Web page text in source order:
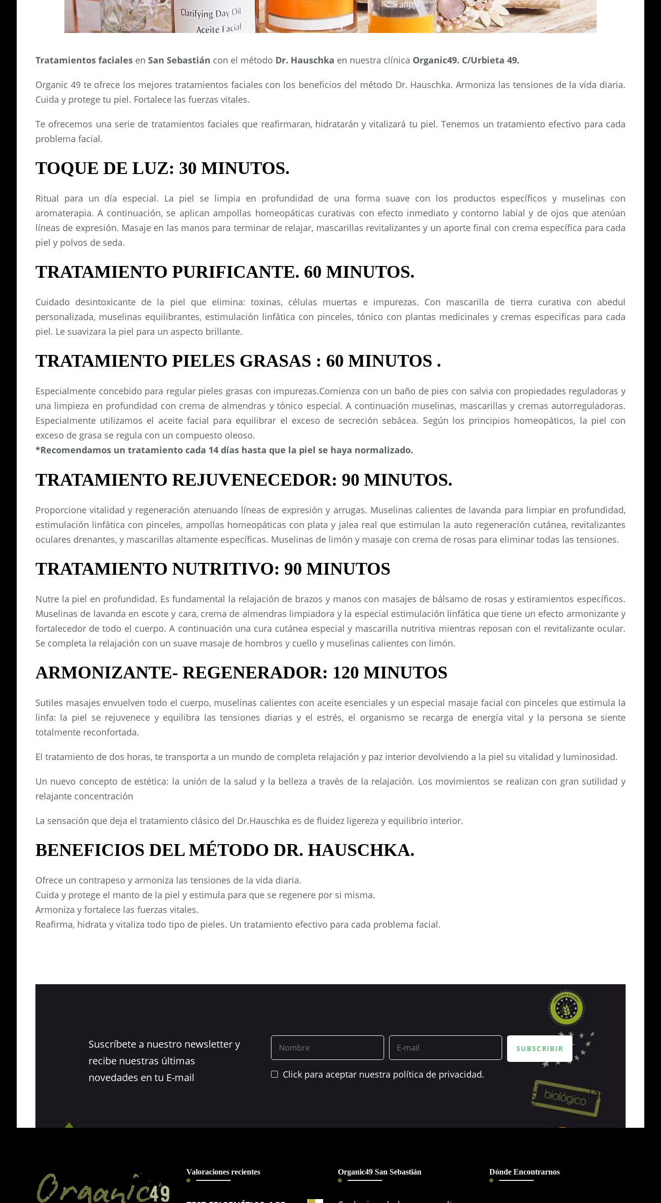
Tratamientos facialesen San Sebastián con el método Dr. Hauschka en nuestra clínica Organic49. C/Urbieta 49.
Organic 49 te ofrece los mejores tratamientos faciales con los beneficios del método Dr. Hauschka. Armoniza las tensiones de la vida diaria.
Cuida y protege tu piel. Fortalece las fuerzas vitales.
Te ofrecemos una serie de tratamientos faciales que reafirmaran, hidratarán y vitalizará tu piel. Tenemos un tratamiento efectivo para cada
problema facial.
TOQUE DE LUZ: 30 MINUTOS.
Ritual para un día especial. La piel se limpia en profundidad de una forma suave con los productos específicos y muselinas con
aromaterapia. A continuación, se aplican ampollas homeopáticas curativas con efecto inmediato y contorno labial y de ojos que atenúan
líneas de expresión. Masaje en las manos para terminar de relajar, mascarillas revitalizantes y un aporte final con crema específica para cada
piel y polvos de seda.
TRATAMIENTO PURIFICANTE. 60 MINUTOS.
Cuidado desintoxicante de la piel que elimina: toxinas, células muertas e impurezas. Con mascarilla de tierra curativa con abedul
personalizada, muselinas equilibrantes, estimulación linfática con pinceles, tónico con plantas medicinales y cremas especificas para cada
piel. Le suavizara la piel para un aspecto brillante.
TRATAMIENTO PIELES GRASAS : 60 MINUTOS .
Especialmente concebido para regular pieles grasas con impurezas.Comienza con un baño de pies con salvia con propiedades reguladoras y
una limpieza en profundidad con crema de almendras y tónico especial. A continuación muselinas, mascarillas y cremas autorreguladoras.
Especialmente utilizamos el aceite facial para equilibrar el exceso de secreción sebácea. Según los principios homeopáticos, la piel con
exceso de grasa se regula con un compuesto oleoso.
*Recomendamos un tratamiento cada 14 días hasta que la piel se haya normalizado.
TRATAMIENTO REJUVENECEDOR: 90 MINUTOS.
Proporcione vitalidad y regeneración atenuando líneas de expresión y arrugas. Muselinas calientes de lavanda para limpiar en profundidad,
estimulación linfática con pinceles, ampollas homeopáticas con plata y jalea real que estimulan la auto regeneración cutánea, revitalizantes
oculares drenantes, y mascarillas altamente específicas. Muselinas de limón y masaje con crema de rosas para eliminar todas las tensiones.
TRATAMIENTO NUTRITIVO: 90 MINUTOS
Nutre la piel en profundidad. Es fundamental la relajación de brazos y manos con masajes de bálsamo de rosas y estiramientos específicos.
Muselinas de lavanda en escote y cara, crema de almendras limpiadora y la especial estimulación linfática que tiene un efecto armonizante y
fortalecedor de todo el cuerpo. A continuación una cura cutánea especial y mascarilla nutritiva mientras reposan con el revitalizante ocular.
Se completa la relajación con un suave masaje de hombros y cuello y muselinas calientes con limón.
ARMONIZANTE- REGENERADOR: 120 MINUTOS
Sutiles masajes envuelven todo el cuerpo, muselinas calientes con aceite esenciales y un especial masaje facial con pinceles que estimula la
linfa: la piel se rejuvenece y equilibra las tensiones diarias y el estrés, el organismo se recarga de energía vital y la persona se siente
totalmente reconfortada.
El tratamiento de dos horas, te transporta a un mundo de completa relajación y paz interior devolviendo a la piel su vitalidad y luminosidad.
Un nuevo concepto de estética: la unión de la salud y la belleza a través de la relajación. Los movimientos se realizan con gran sutilidad y
relajante concentración
La sensación que deja el tratamiento clásico del Dr.Hauschka es de fluidez ligereza y equilibrio interior.
BENEFICIOS DEL MÉTODO DR. HAUSCHKA.
Ofrece un contrapeso y armoniza las tensiones de la vida diaria.
Cuida y protege el manto de la piel y estimula para que se regenere por si misma.
Armoniza y fortalece las fuerzas vitales.
Reafirma, hidrata y vitaliza todo tipo de pieles. Un tratamiento efectivo para cada problema facial.
Suscríbete a nuestro newsletter y
recibe nuestras últimas
novedades en tu E-mail
Click para aceptar nuestra política de privacidad.
Valoraciones recientes Organic49 San Sebastián Dónde Encontrarnos